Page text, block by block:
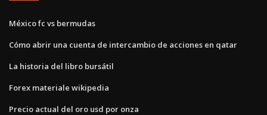
México fc vs bermudas
Cómo abrir una cuenta de intercambio de acciones en qatar
La historia del libro bursátil
Forex materiale wikipedia
Precio actual del oro usd por onza